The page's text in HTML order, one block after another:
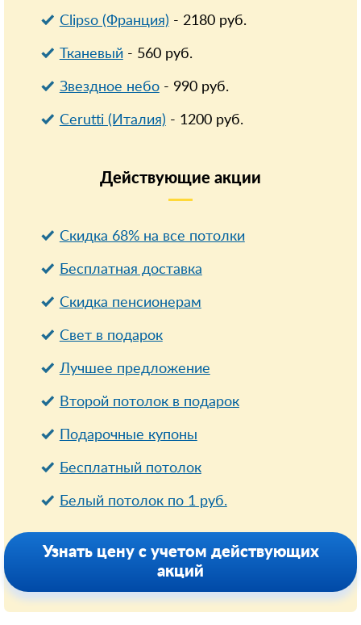
Clipso (Франция) - 2180руб.
Тканевый- 560руб.
Звездное небо- 990руб.
Cerutti (Италия) - 1200руб.
Действующие акции
Скидка 68% на все потолки
Бесплатная доставка
Cкидка пенсионерам
Свет в подарок
Лучшее предложение
Второй потолок в подарок
Подарочные купоны
Бесплатный потолок
Белый потолок по 1 руб.
Узнать цену с учетом действующих
акций